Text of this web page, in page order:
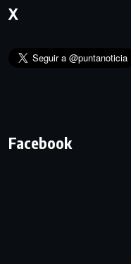
X
Facebook